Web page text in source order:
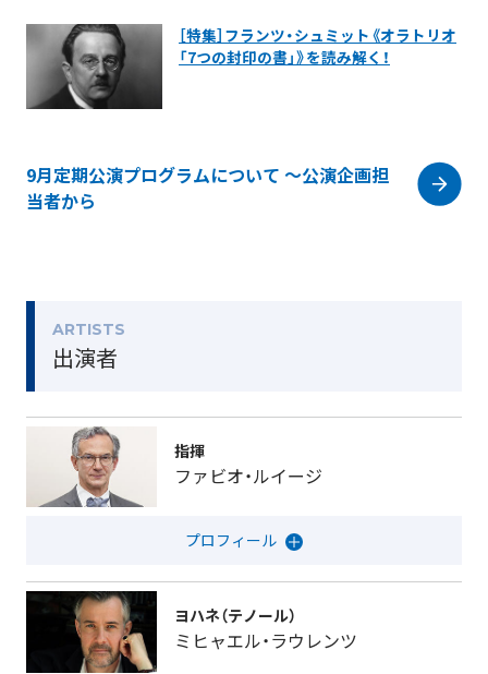
［特集］フランツ・シュミット《オラトリオ
「7つの封印の書」》を読み解く！
9月定期公演プログラムについて ～公演企画担
当者から
ARTISTS
出演者
指揮
ファビオ・ルイージ
ヨハネ（テノール）
ミヒャエル・ラウレンツ